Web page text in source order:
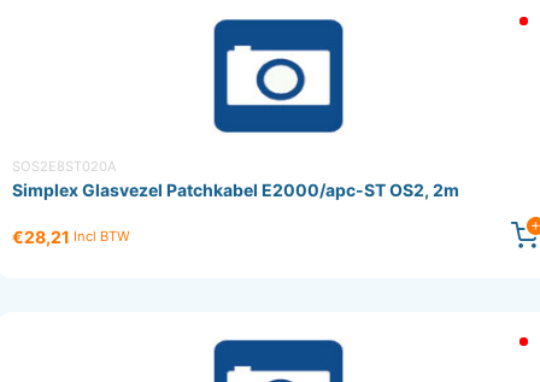
SOS2E8ST020A
Simplex Glasvezel Patchkabel E2000/apc-ST OS2, 2m
€28,21 Incl BTW